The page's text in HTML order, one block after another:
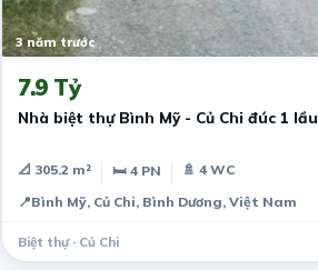
3 năm trước
7.9 Tỷ
Nhà biệt thự Bình Mỹ - Củ Chi đúc 1 lầu
📐 305.2 m² 🛏 4 PN
🚿 4 WC
📍Bình Mỹ, Củ Chi, Bình Dương, Việt Nam
Biệt thự · Củ Chi